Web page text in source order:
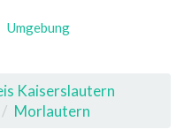
Umgebung
Kaiserslautern
Morlautern